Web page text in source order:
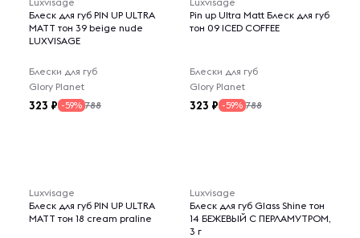
Блеск для губ PIN UP ULTRA
MATT тон 39 beige nude
LUXVISAGE
Блески для губ
Glory Planet
323 -59% 788
Pin up Ultra Matt Блеск для губ
тон 09 ICED COFFEE
Блески для губ
Glory Planet
323 -59% 788
Luxvisage
Блеск для губ PIN UP ULTRA
MATT тон 18 cream praline
Luxvisage
Блеск для губ Glass Shine тон
14 БЕЖЕВЫЙ С ПЕРЛАМУТРОМ,
3 г